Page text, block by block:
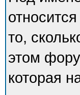
то,
этом
которая